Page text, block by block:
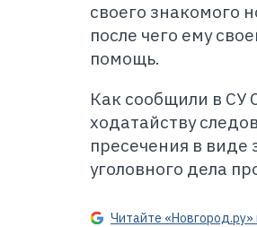
своего знакомого
после чего ему
помощь.
Как сообщили в СУ
ходатайству
пресечения в
уголовного дела
Читайте «Новгород.ру»